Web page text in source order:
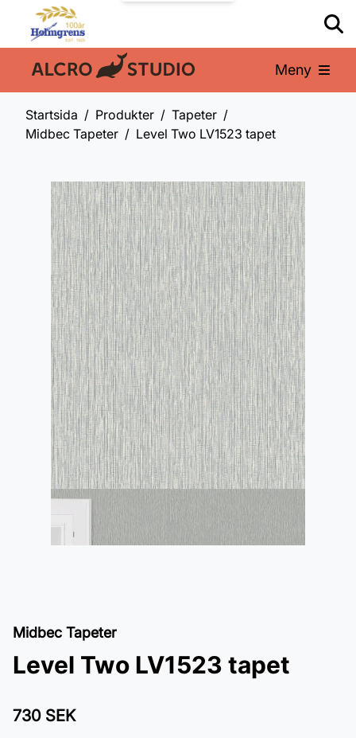
En del av: Meny
Startsida Produkter
Tapeter
Midbec Tapeter
Level Two LV1523 tapet
Midbec Tapeter
Level Two LV1523 tapet
730 SEK